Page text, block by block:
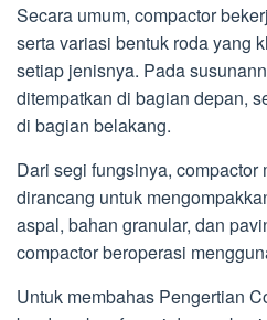
Secara umum, compactor
serta variasi bentuk roda yang
setiap jenisnya. Pada
ditempatkan di bagian depan,
di bagian belakang.
Dari segi fungsinya,
dirancang untuk
aspal, bahan granular, dan
compactor beroperasi
Untuk membahas Pengertian